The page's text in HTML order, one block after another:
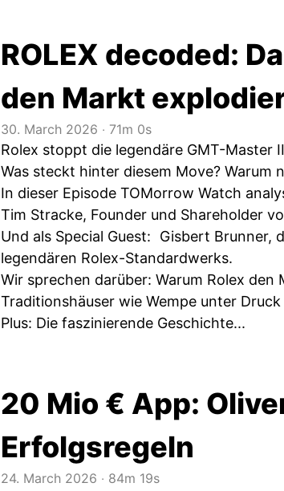
ROLEX decoded:
den Markt
30. March 2026 ‧ 71m 0s
Rolex stoppt die legendäre GMT-Master
Was steckt hinter diesem Move? Warum
In dieser Episode TOMorrow Watch
Tim Stracke, Founder und Shareholder
Und als Special Guest: Gisbert
legendären Rolex-Standardwerks.
Wir sprechen darüber: Warum Rolex
Traditionshäuser wie Wempe unter
Plus: Die faszinierende Geschichte...
20 Mio € App:
Erfolgsregeln
24. March 2026 ‧ 84m 19s